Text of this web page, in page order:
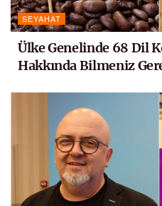
SEYAHAT
Ülke Genelinde 68 Dil
Hakkında Bilmeniz